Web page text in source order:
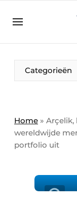
Bedrijven
Bedrijven
Direct
Categorieën
Home » Arçelik,
wereldwijde
portfolio uit